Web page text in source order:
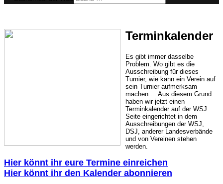
Terminkalender
Es gibt immer dasselbe
Problem. Wo gibt es die
Ausschreibung für dieses
Turnier, wie kann ein Verein auf
sein Turnier aufmerksam
machen.... Aus diesem Grund
haben wir jetzt einen
Terminkalender auf der WSJ
Seite eingerichtet in dem
Ausschreibungen der WSJ,
DSJ, anderer Landesverbände
und von Vereinen stehen
werden.
Hier könnt ihr eure Termine einreichen
Hier könnt ihr den Kalender abonnieren